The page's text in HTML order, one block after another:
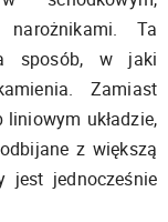
Ta
sposób, w jaki
Zamiast
układzie,
z większą
jest jednocześnie